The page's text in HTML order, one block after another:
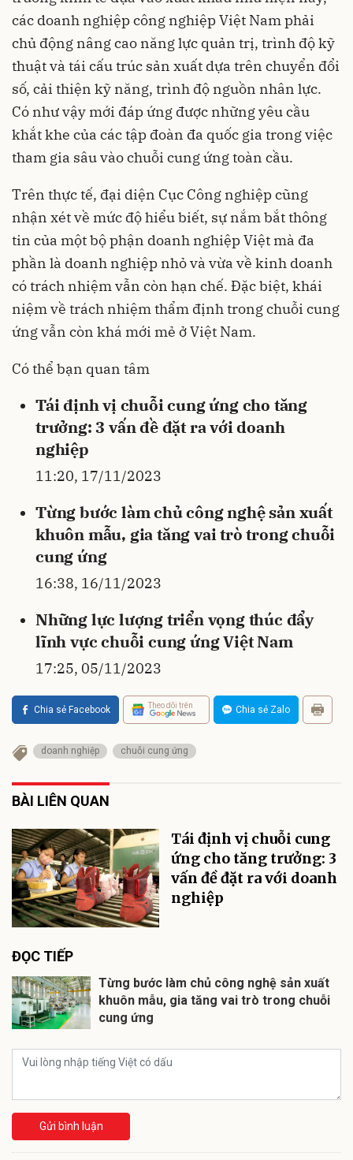
các doanh nghiệp công nghiệp Việt Nam phải
chủ động nâng cao năng lực quản trị, trình độ kỹ
thuật và tái cấu trúc sản xuất dựa trên chuyển đổi
số, cải thiện kỹ năng, trình độ nguồn nhân lực.
Có như vậy mới đáp ứng được những yêu cầu
khắt khe của các tập đoàn đa quốc gia trong việc
tham gia sâu vào chuỗi cung ứng toàn cầu.
Trên thực tế, đại diện Cục Công nghiệp cũng
nhận xét về mức độ hiểu biết, sự nắm bắt thông
tin của một bộ phận doanh nghiệp Việt mà đa
phần là doanh nghiệp nhỏ và vừa về kinh doanh
có trách nhiệm vẫn còn hạn chế. Đặc biệt, khái
niệm về trách nhiệm thẩm định trong chuỗi cung
ứng vẫn còn khá mới mẻ ở Việt Nam.
Có thể bạn quan tâm
Tái định vị chuỗi cung ứng cho tăng
trưởng: 3 vấn đề đặt ra với doanh
nghiệp
11:20, 17/11/2023
Từng bước làm chủ công nghệ sản xuất
khuôn mẫu, gia tăng vai trò trong chuỗi
cung ứng
16:38, 16/11/2023
Những lực lượng triển vọng thúc đẩy
lĩnh vực chuỗi cung ứng Việt Nam
17:25, 05/11/2023
Chia sẻ Facebook Theo dõi trên Chia sẻ Zalo
doanh nghiệp chuỗi cung ứng
BÀI LIÊN QUAN
Tái định vị chuỗi cung
ứng cho tăng trưởng: 3
vấn đề đặt ra với doanh
nghiệp
ĐỌC TIẾP
Từng bước làm chủ công nghệ sản xuất
khuôn mẫu, gia tăng vai trò trong chuỗi
cung ứng
Gửi bình luận